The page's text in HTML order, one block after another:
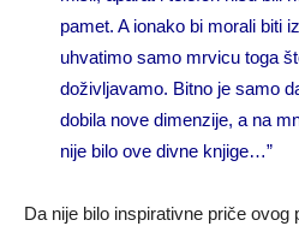
pamet. A ionako bi morali biti
uhvatimo samo mrvicu toga
doživljavamo. Bitno je samo
dobila nove dimenzije, a na
nije bilo ove divne knjige…”
Da nije bilo inspirativne priče ovog